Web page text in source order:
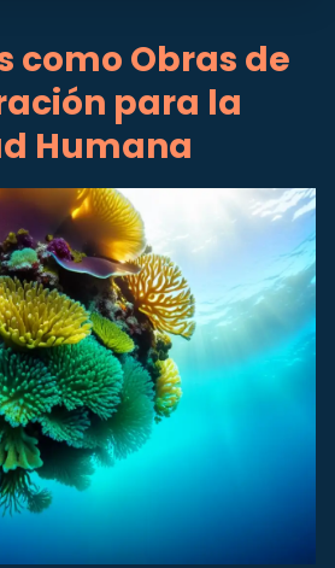
como Obras de
para la
Humana